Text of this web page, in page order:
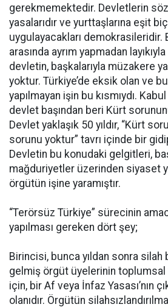
gerekmemektedir. Devletlerin
yasalarıdır ve yurttaşlarına eşit
uygulayacakları demokrasileridir.
arasında ayrım yapmadan
devletin, başkalarıyla müzakere
yoktur. Türkiye’de eksik olan ve
yapılmayan işin bu kısmıydı.
devlet başından beri Kürt
Devlet yaklaşık 50 yıldır, “Kürt
sorunu yoktur” tavrı içinde bir
Devletin bu konudaki gelgitleri,
mağduriyetler üzerinden siyaset
örgütün işine yaramıştır.
“Terörsüz Türkiye” sürecinin
yapılması gereken dört şey;
Birincisi, bunca yıldan sonra silah
gelmiş örgüt üyelerinin toplumsal
için, bir Af veya İnfaz Yasası’nın
olanıdır. Örgütün